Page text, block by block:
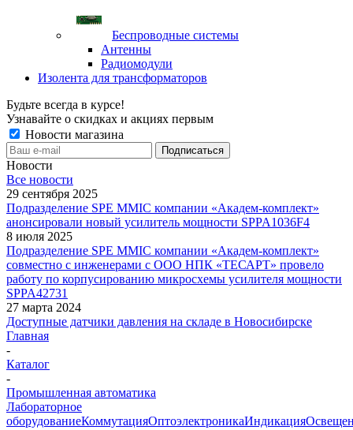
Беспроводные системы
Антенны
Радиомодули
Изолента для трансформаторов
Будьте всегда в курсе!
Узнавайте о скидках и акциях первым
Новости магазина
Новости
Все новости
29 сентября 2025
Подразделение SPE MMIC компании «Академ-комплект»
анонсировали новый усилитель мощности SPPA1036F4
8 июля 2025
Подразделение SPE MMIC компании «Академ-комплект»
совместно с инженерами с ООО НПК «ТЕСАРТ» провело
работу по корпусированию микросхемы усилителя мощности
SPPA42731
27 марта 2024
Доступные датчики давления на складе в Новосибирске
Главная
-
Каталог
-
Промышленная автоматика
Лабораторное
оборудованиеКоммутацияОптоэлектроникаИндикация